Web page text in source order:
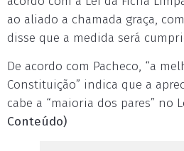
ao aliado a chamada graça,
disse que a medida será
De acordo com Pacheco, “a
Constituição” indica que a
cabe a “maioria dos pares” no
Conteúdo)